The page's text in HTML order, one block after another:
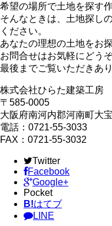
希望の場所で土地を探す
そんなときは、土地探し
ください。
あなたの理想の土地をお
お問合せはお気軽にどうぞ
最後までご覧いただきあ
株式会社ひらた建築工房
〒585-0005
大阪府南河内郡河南町大
電話：0721-55-3033
FAX：0721-55-3032
Twitter
Facebook
Google+
Pocket
B!はてブ
LINE